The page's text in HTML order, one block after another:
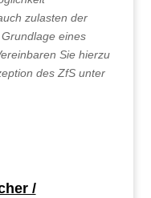
zulasten der
eines
Sie hierzu
des ZfS unter
/